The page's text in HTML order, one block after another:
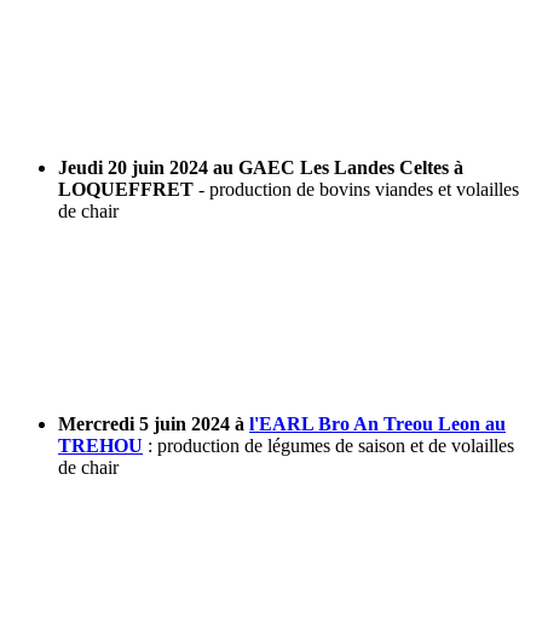
Jeudi 20 juin 2024 au GAEC Les Landes Celtes à
LOQUEFFRET - production de bovins viandes et volailles
de chair
Mercredi 5 juin 2024 à l'EARL Bro An Treou Leon au
TREHOU : production de légumes de saison et de volailles
de chair